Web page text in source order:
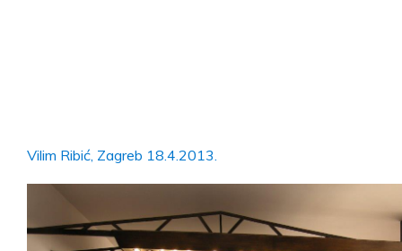
Vilim Ribić, Zagreb 18.4.2013.